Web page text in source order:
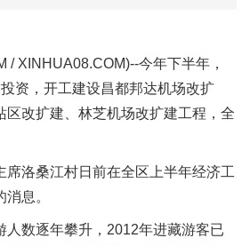
/ XINHUA08.COM)--今年下半年，
资，开工建设昌都邦达机场改扩
区改扩建、林芝机场改扩建工程，全
席洛桑江村日前在全区上半年经济工
息。
人数逐年攀升，2012年进藏游客已